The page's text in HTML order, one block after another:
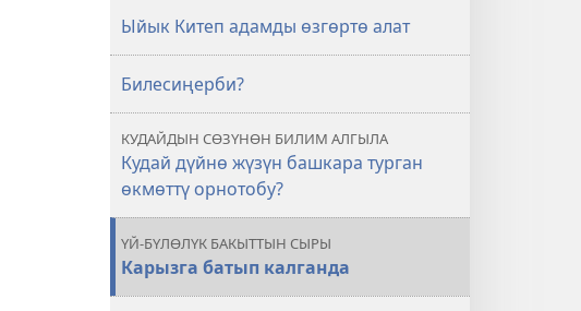
Ыйык Китеп адамды өзгөртө алат
Билесиңерби?
КУДАЙДЫН СӨЗҮНӨН БИЛИМ АЛГЫЛА
Кудай дүйнө жүзүн башкара турган
өкмөттү орнотобу?
ҮЙ-БҮЛӨЛҮК БАКЫТТЫН СЫРЫ
Карызга батып калганда